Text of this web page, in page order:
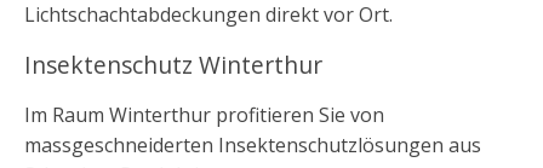
Lichtschachtabdeckungen direkt vor Ort.
Insektenschutz Winterthur
Im Raum Winterthur profitieren Sie von
massgeschneiderten Insektenschutzlösungen aus